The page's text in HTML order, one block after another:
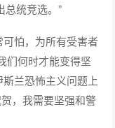
总统竞选。”
可怕，为所有受害者
们何时才能变得坚
斯兰恐怖主义问题上
，我需要坚强和警